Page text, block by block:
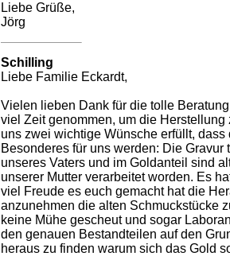
Liebe Grüße,
Jörg
Schilling
Liebe Familie Eckardt,
Vielen lieben Dank für die tolle
viel Zeit genommen, um die Herstellung
uns zwei wichtige Wünsche erfüllt,
Besonderes für uns werden: Die Gravur
unseres Vaters und im Goldanteil sind
unserer Mutter verarbeitet worden. Es
viel Freude es euch gemacht hat die
anzunehmen die alten Schmuckstücke
keine Mühe gescheut und sogar
den genauen Bestandteilen auf den
heraus zu finden warum sich das Gold